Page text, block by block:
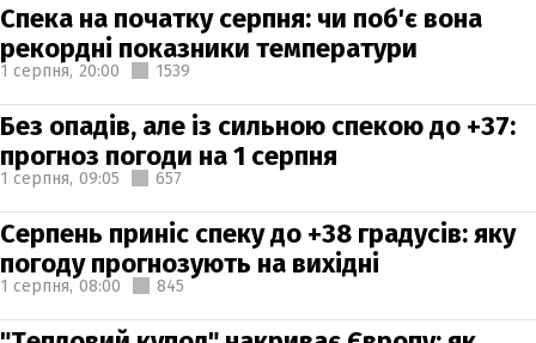
Спека на початку серпня: чи поб'є вона
рекордні показники температури
1 серпня, 20:00 1539
Без опадів, але із сильною спекою до +37:
прогноз погоди на 1 серпня
1 серпня, 09:05 657
Серпень приніс спеку до +38 градусів: яку
погоду прогнозують на вихідні
1 серпня, 08:00 845